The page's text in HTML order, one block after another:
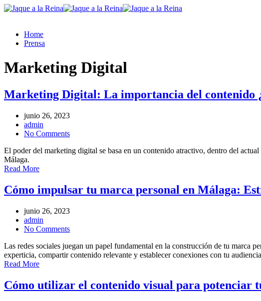
Home
Prensa
Marketing Digital
Marketing Digital: La importancia del contenido
junio 26, 2023
admin
No Comments
El poder del marketing digital se basa en un contenido atractivo, dentro del
Málaga.
Read More
Cómo impulsar tu marca personal en Málaga:
junio 26, 2023
admin
No Comments
Las redes sociales juegan un papel fundamental en la construcción de tu
experticia, compartir contenido relevante y establecer conexiones con tu
Read More
Cómo utilizar el contenido visual para potenciar